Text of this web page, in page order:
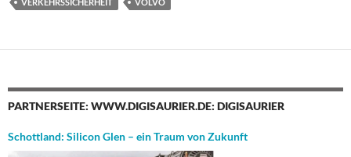
VERKEHRSSICHERHEIT VOLVO
PARTNERSEITE: WWW.DIGISAURIER.DE: DIGISAURIER
Schottland: Silicon Glen – ein Traum von Zukunft